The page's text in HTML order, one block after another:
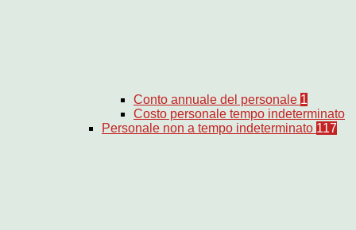
Conto annuale del personale 1
Costo personale tempo indeterminato
Personale non a tempo indeterminato 117